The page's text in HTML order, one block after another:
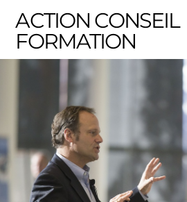
ACTION CONSEIL
FORMATION